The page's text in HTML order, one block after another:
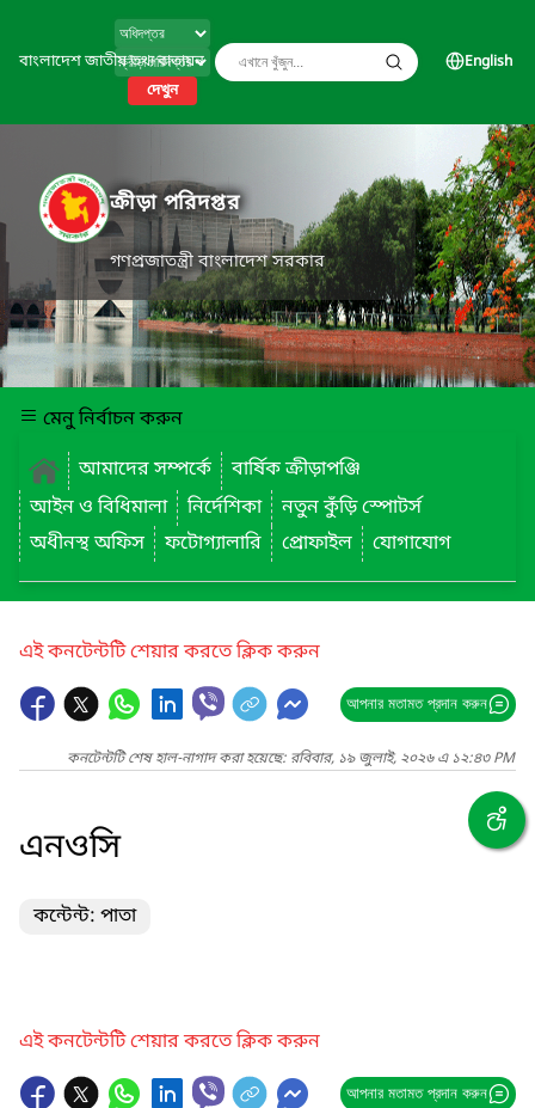
বাংলাদেশ জাতীয় তথ্য বাতায়ন
দেখুন
English
ক্রীড়া পরিদপ্তর
গণপ্রজাতন্ত্রী বাংলাদেশ সরকার
মেনু নির্বাচন করুন
আমাদের সম্পর্কে
বার্ষিক ক্রীড়াপঞ্জি
আইন ও বিধিমালা
নির্দেশিকা
নতুন কুঁড়ি স্পোটর্স
অধীনস্থ অফিস
ফটোগ্যালারি প্রোফাইল যোগাযোগ
এই কনটেন্টটি শেয়ার করতে ক্লিক করুন
আপনার মতামত প্রদান করুন
কনটেন্টটি শেষ হাল-নাগাদ করা হয়েছে: রবিবার, ১৯ জুলাই, ২০২৬ এ ১২:৪৩ PM
এনওসি
কন্টেন্ট: পাতা
এই কনটেন্টটি শেয়ার করতে ক্লিক করুন
আপনার মতামত প্রদান করুন